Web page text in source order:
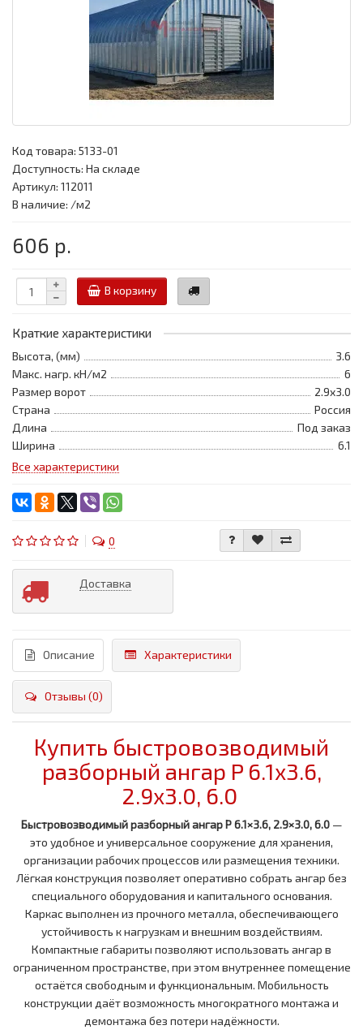
Код товара: 5133-01
Доступность: На складе
Артикул: 112011
В наличие: /м2
606 р.
В корзину
Краткие характеристики
Высота, (мм)
3.6
Макс. нагр. кН/м2
6
Размер ворот
2.9x3.0
Страна
Россия
Длина
Под заказ
Ширина
6.1
Все характеристики
0
Доставка
Описание Характеристики
Отзывы (0)
Купить быстровозводимый
разборный ангар P 6.1x3.6,
2.9x3.0, 6.0
Быстровозводимый разборный ангар P 6.1×3.6, 2.9×3.0, 6.0—
это удобное и универсальное сооружение для хранения,
организации рабочих процессов или размещения техники.
Лёгкая конструкция позволяет оперативно собрать ангар без
специального оборудования и капитального основания.
Каркас выполнен из прочного металла, обеспечивающего
устойчивость к нагрузкам и внешним воздействиям.
Компактные габариты позволяют использовать ангар в
ограниченном пространстве, при этом внутреннее помещение
остаётся свободным и функциональным. Мобильность
конструкции даёт возможность многократного монтажа и
демонтажа без потери надёжности.